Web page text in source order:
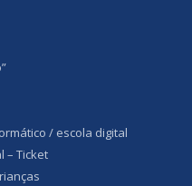
/ escola digital
– Ticket